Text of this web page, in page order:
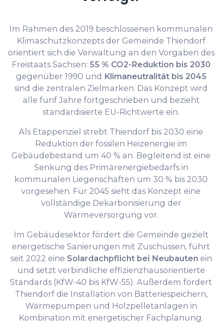
Im Rahmen des 2019 beschlossenen kommunalen
Klimaschutzkonzepts der Gemeinde Thiendorf
orientiert sich die Verwaltung an den Vorgaben des
Freistaats Sachsen: 55 % CO2-Reduktion bis 2030
gegenüber 1990 und Klimaneutralität bis 2045
sind die zentralen Zielmarken. Das Konzept wird
alle fünf Jahre fortgeschrieben und bezieht
standardisierte EU-Richtwerte ein.
Als Etappenziel strebt Thiendorf bis 2030 eine
Reduktion der fossilen Heizenergie im
Gebäudebestand um 40 % an. Begleitend ist eine
Senkung des Primärenergiebedarfs in
kommunalen Liegenschaften um 30 % bis 2030
vorgesehen. Für 2045 sieht das Konzept eine
vollständige Dekarbonisierung der
Wärmeversorgung vor.
Im Gebäudesektor fördert die Gemeinde gezielt
energetische Sanierungen mit Zuschüssen, führt
seit 2022 eine Solardachpflicht bei Neubauten ein
und setzt verbindliche effizienzhausorientierte
Standards (KfW-40 bis KfW-55). Außerdem fördert
Thiendorf die Installation von Batteriespeichern,
Wärmepumpen und Holzpelletanlagen in
Kombination mit energetischer Fachplanung.